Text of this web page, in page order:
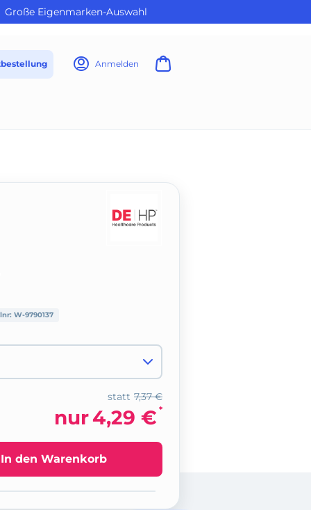
Große Eigenmarken-Auswahl
Anmelden
W-9790137
7,37 €
statt
nur4,29 € *
In den Warenkorb